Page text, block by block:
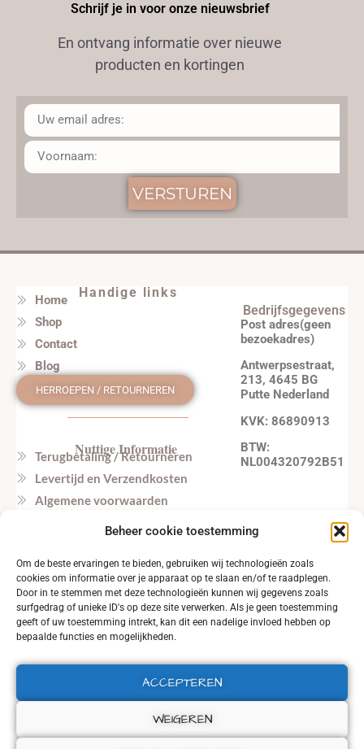
Beheer cookie toestemming
Om de beste ervaringen te bieden, gebruiken wij technologieën zoals
cookies om informatie over je apparaat op te slaan en/of te raadplegen.
Door in te stemmen met deze technologieën kunnen wij gegevens zoals
surfgedrag of unieke ID's op deze site verwerken. Als je geen toestemming
geeft of uw toestemming intrekt, kan dit een nadelige invloed hebben op
bepaalde functies en mogelijkheden.
ACCEPTEREN
WEIGEREN
Schrijf je in voor onze nieuwsbrief
En ontvang informatie over nieuwe
producten en kortingen
VERSTUREN
Handige links
Home
Shop
Contact
Blog
HERROEPEN / RETOURNEREN
Nuttige Informatie
Terugbetaling / Retourneren
Levertijd en Verzendkosten
Algemene voorwaarden
Tel. NL: +31164603172 (NL, EN)
Tel. BE: +32495219857 (NL, EN)
Bedrijfsgegevens
Post adres(geen
bezoekadres)
Antwerpsestraat,
213, 4645 BG
Putte Nederland
KVK: 86890913
BTW:
NL004320792B51
2026 © ALL RIGHTS RESERVED.